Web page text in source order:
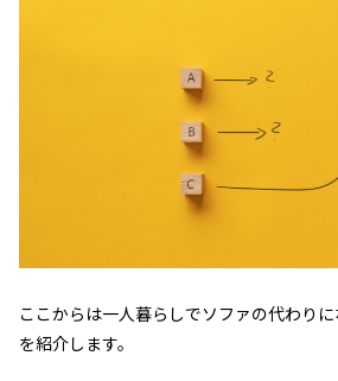
ここからは一人暮らしでソファの代わり
を紹介します。